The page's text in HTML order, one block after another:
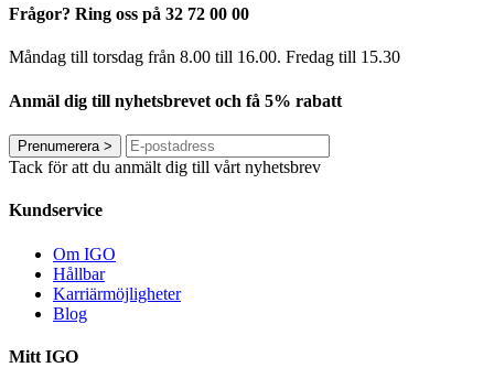
Frågor? Ring oss på 32 72 00 00
Måndag till torsdag från 8.00 till 16.00. Fredag ​​till 15.30
Anmäl dig till nyhetsbrevet och få 5% rabatt
Prenumerera >
Tack för att du anmält dig till vårt nyhetsbrev
Kundservice
Om IGO
Hållbar
Karriärmöjligheter
Blog
Mitt IGO